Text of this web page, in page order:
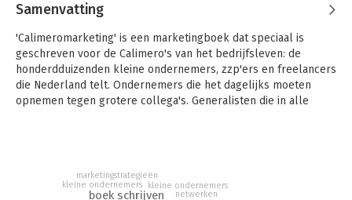
Samenvatting
'Calimeromarketing' is een marketingboek dat speciaal is
geschreven voor de Calimero's van het bedrijfsleven: de
honderdduizenden kleine ondernemers, zzp'ers en freelancers
die Nederland telt. Ondernemers die het dagelijks moeten
opnemen tegen grotere collega's. Generalisten die in alle
1. Stel vragen en durf te kiezen
boek schrijven
kleine ondernemers
marketingstrategieën
kleine ondernemers
netwerken